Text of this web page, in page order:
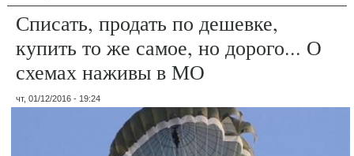
Списать, продать по дешевке,
купить то же самое, но дорого... О
схемах наживы в МО
чт, 01/12/2016 - 19:24